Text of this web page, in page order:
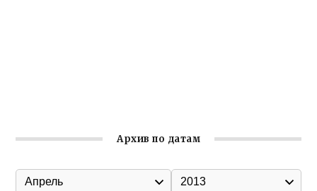
Архив по датам